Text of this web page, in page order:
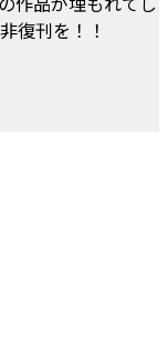
復刊を！！